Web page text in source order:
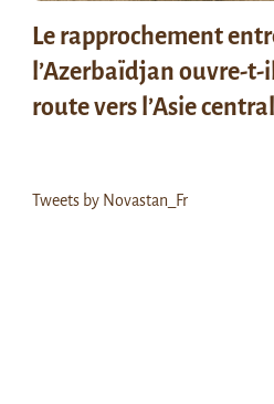
Le rapprochement
l’Azerbaïdjan ouvre-
route vers l’Asie
Tweets by Novastan_Fr